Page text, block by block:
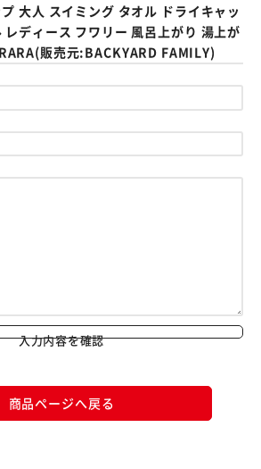
大人 スイミング タオル ドライキャッ
レディース フワリー 風呂上がり 湯上が
販売元:BACKYARD FAMILY)
入力内容を確認
商品ページへ戻る